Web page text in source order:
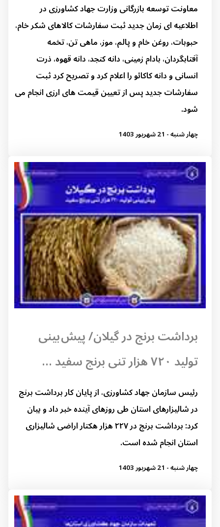
معاونت توسعه بازرگانی وزارت جهاد کشاورزی در
اطلاعیه ای زمان جدید ثبت سفارشات کالاهای شکر خام،
حبوبات، روغن خام و پالم، موز، ماهی تن، تخمه
آفتابگردان، بادام زمینی، دانه کنجد، دانه قهوه، ذرت
انسانی و دانه کاکائو را اعلام کرد و تصریح کرد ثبت
سفارشات جدید پس از تعیین قیمت های ارزی انجام می
شود.
چهار شنبه - 21 شهریور 1403
برداشت برنج در گیلان/ پیش بینی
تولید ۷۲۰ هزار تنی برنج سفید ...
رئیس سازمان جهاد کشاورزی، از پایان کار برداشت برنج
در شالیزارهای استان طی روزهای آینده خبر داد و بیان
کرد: برداشت برنج در ۲۲۷ هزار هکتار اراضی شالیزاری
استان انجام شده است.
چهار شنبه - 21 شهریور 1403